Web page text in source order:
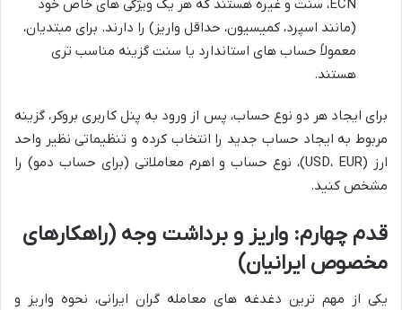
ECN، سنت و غیره هستند که هر یک ویژگی های خاص خود
(مانند اسپرد، کمیسیون، حداقل واریز) را دارند. برای مبتدیان،
معمولاً حساب های استاندارد یا سنت گزینه مناسب تری
هستند.
برای ایجاد هر دو نوع حساب، پس از ورود به پنل کاربری بروکر، گزینه
مربوط به ایجاد حساب جدید را انتخاب کرده و تنظیماتی نظیر واحد
ارز (USD، EUR)، نوع حساب و اهرم معاملاتی (برای حساب دمو) را
مشخص کنید.
قدم چهارم: واریز و برداشت وجه (راهکارهای
مخصوص ایرانیان)
یکی از مهم ترین دغدغه های معامله گران ایرانی، نحوه واریز و